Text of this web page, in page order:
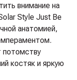
внимание на
Style Just Be
анатомией,
потомству
костяк и яркую